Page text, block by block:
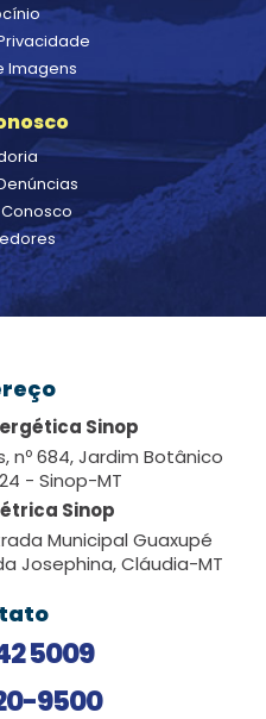
Imagens
Sinop
nº 684, Jardim Botânico
- Sinop-MT
Sinop
Municipal Guaxupé
Josephina, Cláudia-MT
5009
9500